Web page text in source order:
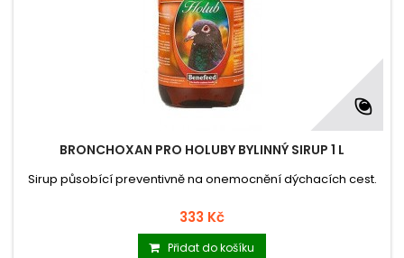
BRONCHOXAN PRO HOLUBY BYLINNÝ SIRUP 1 L
Sirup působící preventivně na onemocnění dýchacích cest.
333 Kč
Přidat do košíku